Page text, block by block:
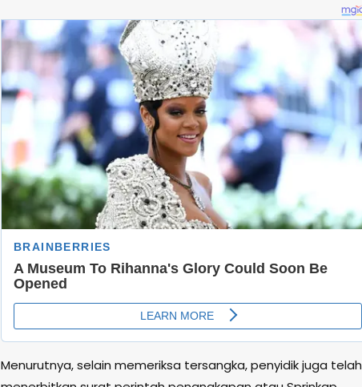
Menurutnya, selain memeriksa tersangka, penyidik juga telah